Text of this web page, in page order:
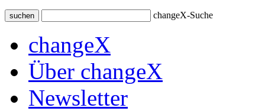
suchen changeX-Suche
changeX
Über changeX
Newsletter